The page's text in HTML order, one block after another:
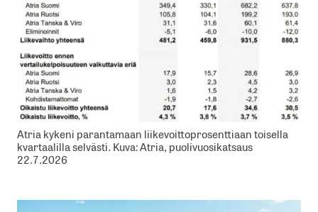
Atria kykeni parantamaan liikevoittoprosenttiaan toisella
kvartaalilla selvästi. Kuva: Atria, puolivuosikatsaus
22.7.2026